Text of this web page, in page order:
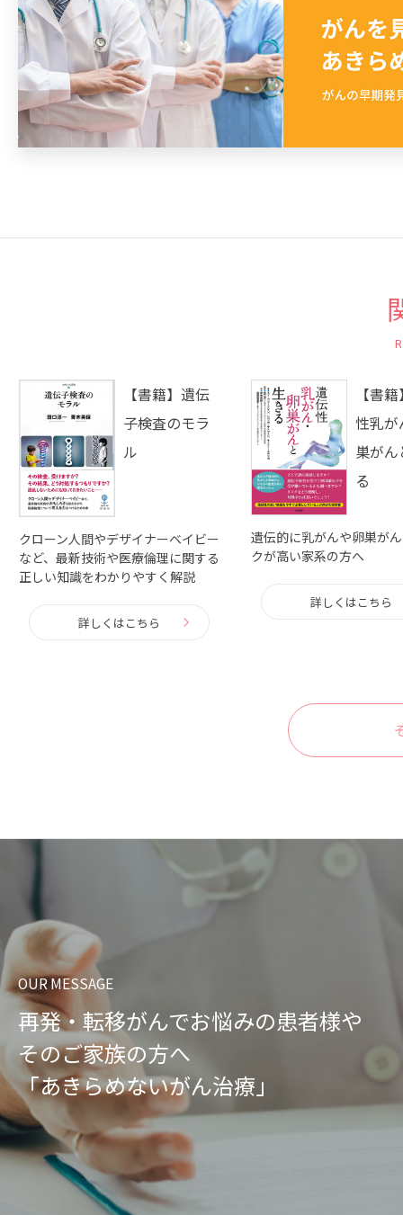
【書籍】遺伝
子検査のモラ
ル
クローン人間やデザイナーベイビー
など、最新技術や医療倫理に関する
正しい知識をわかりやすく解説
詳しくはこちら
【書
性乳
巣が
る
遺伝的に乳がんや卵巣が
クが高い家系の方へ
詳しくはこちら
OUR MESSAGE
再発・転移がんでお悩みの患者様や
そのご家族の方へ
「あきらめないがん治療」